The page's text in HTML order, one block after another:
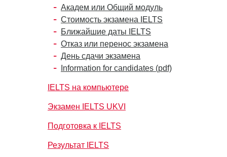
Академ или Общий модуль
Стоимость экзамена IELTS
Ближайшие даты IELTS
Отказ или перенос экзамена
День сдачи экзамена
Information for candidates (pdf)
IELTS на компьютере
Экзамен IELTS UKVI
Подготовка к IELTS
Результат IELTS